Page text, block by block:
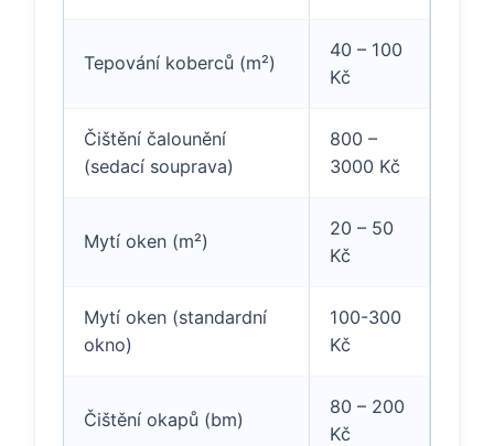
Tepování koberců (m²)
40 – 100
Kč
Čištění čalounění
(sedací souprava)
800 –
3000 Kč
Mytí oken (m²)
20 – 50
Kč
Mytí oken (standardní
okno)
100-300
Kč
Čištění okapů (bm)
80 – 200
Kč